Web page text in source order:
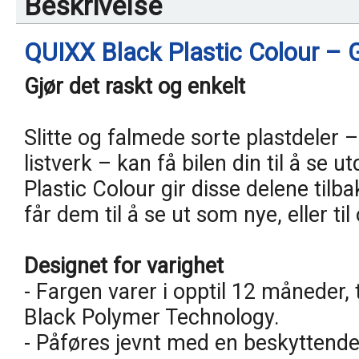
QUIXX Black Plastic Colour –
Gjør det raskt og enkelt
Slitte og falmede sorte plastdeler
listverk – kan få bilen din til å se
Plastic Colour gir disse delene
får dem til å se ut som nye, eller til
Designet for varighet
- Fargen varer i opptil 12
Black Polymer Technology.
- Påføres jevnt med en